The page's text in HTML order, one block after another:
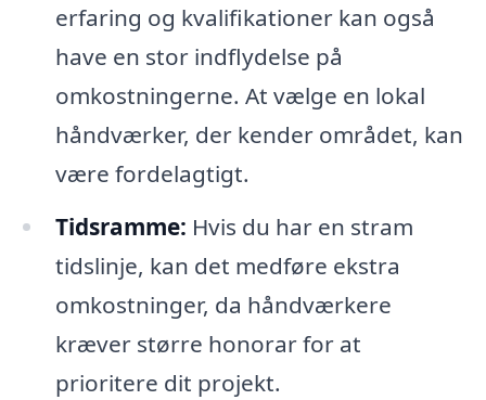
erfaring og kvalifikationer kan også
have en stor indflydelse på
omkostningerne. At vælge en lokal
håndværker, der kender området, kan
være fordelagtigt.
Tidsramme: Hvis du har en stram
tidslinje, kan det medføre ekstra
omkostninger, da håndværkere
kræver større honorar for at
prioritere dit projekt.